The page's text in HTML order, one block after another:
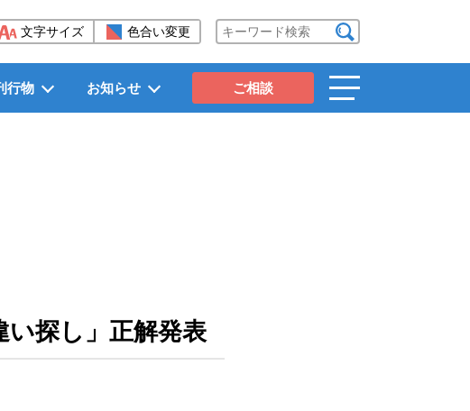
文字サイズ 色合い変更
行物 お知らせ ご相談
toggle
い探し」正解発表